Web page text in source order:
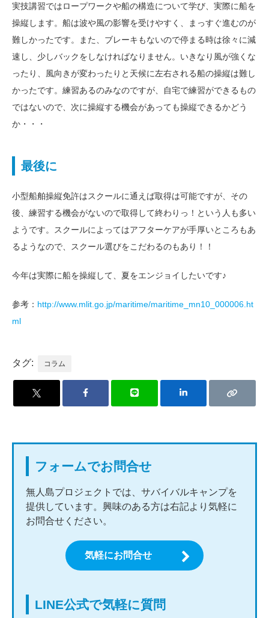
実技講習ではロープワークや船の構造について学び、実際に船を
操縦します。船は波や風の影響を受けやすく、まっすぐ進むのが
難しかったです。また、ブレーキもないので停まる時は徐々に減
速し、少しバックをしなければなりません。いきなり風が強くな
ったり、風向きが変わったりと天候に左右される船の操縦は難し
かったです。練習あるのみなのですが、自宅で練習ができるもの
ではないので、次に操縦する機会があっても操縦できるかどう
か・・・
最後に
小型船舶操縦免許はスクールに通えば取得は可能ですが、その
後、練習する機会がないので取得して終わりっ！という人も多い
ようです。スクールによってはアフターケアが手厚いところもあ
るようなので、スクール選びをこだわるのもあり！！
今年は実際に船を操縦して、夏をエンジョイしたいです♪
参考： http://www.mlit.go.jp/maritime/maritime_mn10_000006.ht
ml
タグ: コラム
フォームでお問合せ
無人島プロジェクトでは、サバイバルキャンプを
提供しています。興味のある方は右記より気軽に
お問合せください。
気軽にお問合せ
LINE公式で気軽に質問